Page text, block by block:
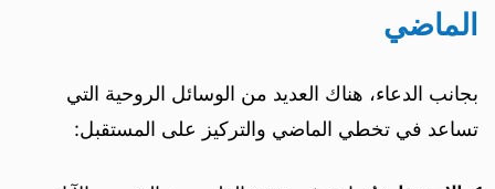
الماضي
بجانب الدعاء، هناك العديد من الوسائل الروحية التي
تساعد في تخطي الماضي والتركيز على المستقبل: